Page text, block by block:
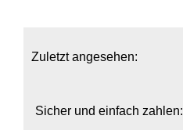
Zuletzt angesehen:
Sicher und einfach zahlen: